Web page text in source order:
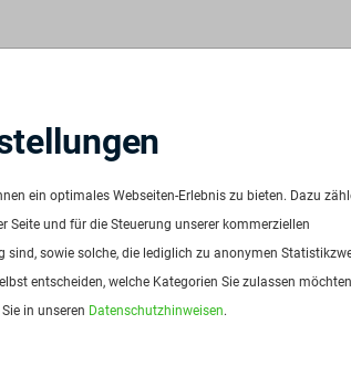
Big Bags
ein optimales Webseiten-Erlebnis zu bieten. Dazu
Seite und für die Steuerung unserer kommerziellen
sind, sowie solche, die lediglich zu anonymen
entscheiden, welche Kategorien Sie zulassen
in unseren Datenschutzhinweisen.